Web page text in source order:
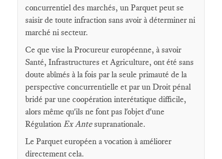
concurrentiel des marchés, un Parquet peut se
saisir de toute infraction sans avoir à déterminer ni
marché ni secteur.
Ce que vise la Procureur européenne, à savoir
Santé, Infrastructures et Agriculture, ont été sans
doute abîmés à la fois par la seule primauté de la
perspective concurrentielle et par un Droit pénal
bridé par une coopération interétatique difficile,
alors même qu'ils ne font pas l'objet d'une
Régulation Ex Antesupranationale.
Le Parquet européen a vocation à améliorer
directement cela.